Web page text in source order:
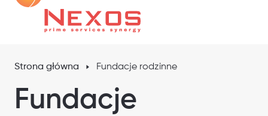
Strona główna Fundacje rodzinne
Fundacje